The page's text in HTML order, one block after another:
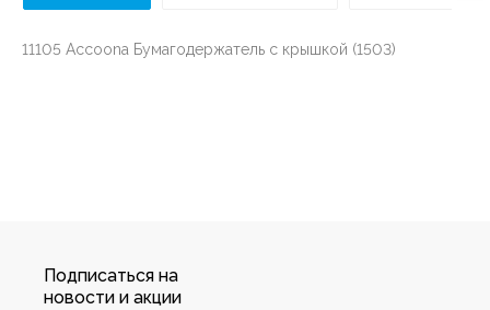
11105 Accoona Бумагодержатель с крышкой (1503)
Подписаться на
новости и акции